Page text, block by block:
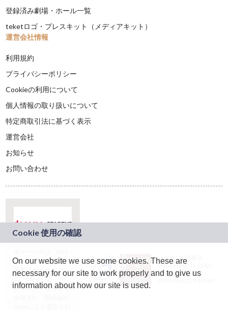
登録済み劇場・ホール一覧
teketロゴ・プレスキット（メディアキット）
運営会社情報
利用規約
プライバシーポリシー
Cookieの利用について
個人情報の取り扱いについて
特定商取引法に基づく表示
運営会社
お知らせ
お問い合わせ
ドコモグループの新
規事業創出プログラ
ム「docomo
STARTUP」を通じて
JASRAC許諾番号：
9024936001Y45037
JASRAC許諾番号：
On our website we use some cookies. These are
necessary for our site to work properly and to give us
information about how our site is used.